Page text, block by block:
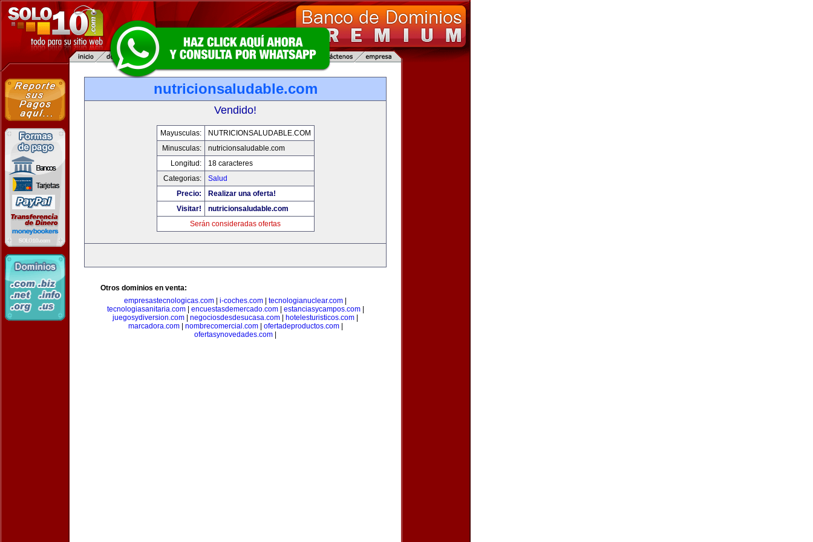
nutricionsaludable.com
Vendido!
Mayusculas:
NUTRICIONSALUDABLE.COM
Minusculas:
nutricionsaludable.com
Longitud:
18 caracteres
Categorias:
Salud
Precio:
Realizar una oferta!
Visitar!
nutricionsaludable.com
Serán consideradas ofertas
Otros dominios en venta:
empresastecnologicas.com
i-coches.com tecnologianuclear.com
tecnologiasanitaria.com| encuestasdemercado.com| estanciasycampos.com|
juegosydiversion.com
negociosdesdesucasa.com hotelesturisticos.com
marcadora.com| nombrecomercial.com| ofertadeproductos.com|
ofertasynovedades.com